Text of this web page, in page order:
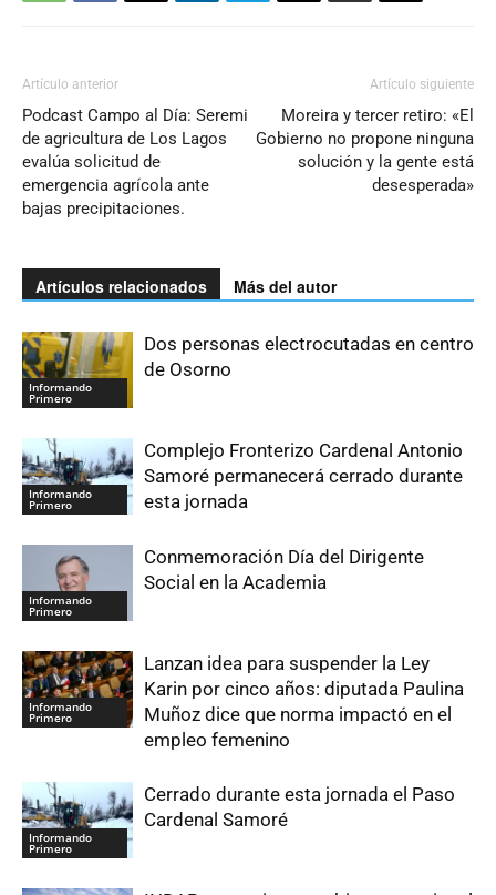
Artículo anterior
Podcast Campo al Día: Seremi
de agricultura de Los Lagos
evalúa solicitud de
emergencia agrícola ante
bajas precipitaciones.
Artículo siguiente
Moreira y tercer retiro: «El
Gobierno no propone ninguna
solución y la gente está
desesperada»
Artículos relacionados Más del autor
Informando
Primero
Dos personas electrocutadas en centro
de Osorno
Informando
Primero
Complejo Fronterizo Cardenal Antonio
Samoré permanecerá cerrado durante
esta jornada
Informando
Primero
Conmemoración Día del Dirigente
Social en la Academia
Informando
Primero
Lanzan idea para suspender la Ley
Karin por cinco años: diputada Paulina
Muñoz dice que norma impactó en el
empleo femenino
Informando
Primero
Cerrado durante esta jornada el Paso
Cardenal Samoré